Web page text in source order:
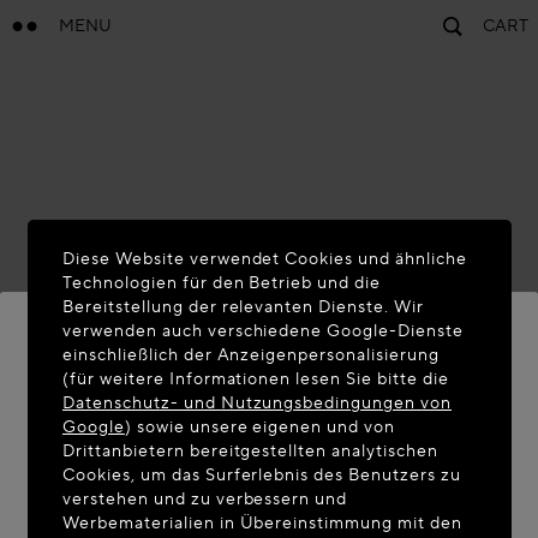
MENU CART
WILLKOMMEN AUF MAISON-
ALAIA.COM
Sie befinden sich scheinbar in folgendem Land:
United States. Möchten Sie Ihren Standort
aktualisieren?
Diese Website verwendet Cookies und ähnliche
Technologien für den Betrieb und die
Bereitstellung der relevanten Dienste. Wir
verwenden auch verschiedene Google-Dienste
einschließlich der Anzeigenpersonalisierung
(für weitere Informationen lesen Sie bitte die
Datenschutz- und Nutzungsbedingungen von
Google) sowie unsere eigenen und von
Drittanbietern bereitgestellten analytischen
Cookies, um das Surferlebnis des Benutzers zu
verstehen und zu verbessern und
Werbematerialien in Übereinstimmung mit den